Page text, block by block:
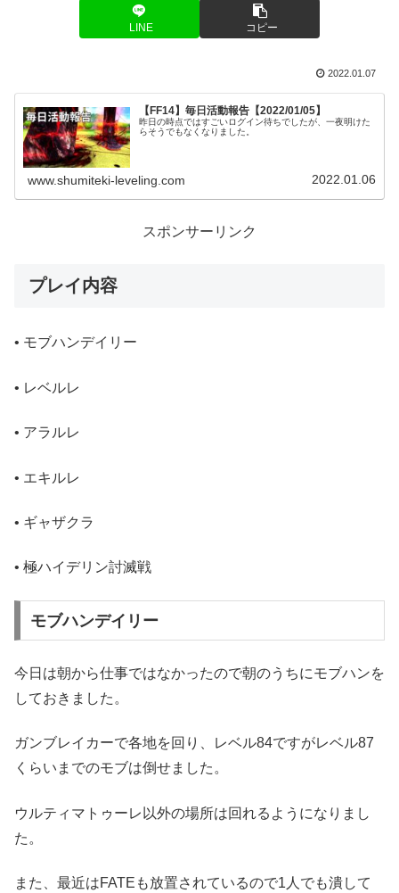
LINE コピー
2022.01.07
【FF14】毎日活動報告【2022/01/05】
昨日の時点ではすごいログイン待ちでしたが、一夜明けた
らそうでもなくなりました。
www.shumiteki-leveling.com 2022.01.06
スポンサーリンク
プレイ内容
• モブハンデイリー
• レベルレ
• アラルレ
• エキルレ
• ギャザクラ
• 極ハイデリン討滅戦
モブハンデイリー
今日は朝から仕事ではなかったので朝のうちにモブハンを
しておきました。
ガンブレイカーで各地を回り、レベル84ですがレベル87
くらいまでのモブは倒せました。
ウルティマトゥーレ以外の場所は回れるようになりまし
た。
また、最近はFATEも放置されているので1人でも潰して